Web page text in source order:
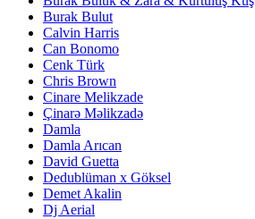
Burak Bulut
Calvin Harris
Can Bonomo
Cenk Türk
Chris Brown
Cinare Melikzade
Çinarə Məlikzadə
Damla
Damla Arıcan
David Guetta
Dedublüman x Göksel
Demet Akalin
Dj Aerial